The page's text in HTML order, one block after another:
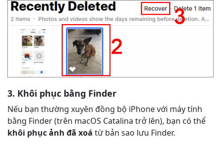
3. Khôi phục bằng Finder
Nếu bạn thường xuyên đồng bộ iPhone với máy tính
bằng Finder (trên macOS Catalina trở lên), bạn có thể
khôi phục ảnh đã xoá từ bản sao lưu Finder.